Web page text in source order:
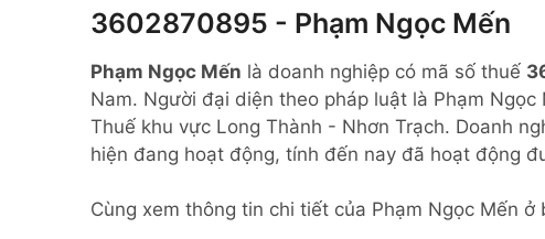
Thành phố Đà Nẵng
Thành phố Hải Phòng
Thanh Hóa
Bắc Ninh
Nghệ An
thành viên ngoài NN
thành viên trở lên ngoài
Công ty trách nhiệm hữu
ngoài NN
công
người
đại
diện
hoặc
số
3602870895 - Phạm Ngọc Mến
Phạm Ngọc Mến là doanh nghiệp có mã số thuế
Nam. Người đại diện theo pháp luật là Phạm
Thuế khu vực Long Thành - Nhơn Trạch. Doanh
hiện đang hoạt động, tính đến nay đã hoạt động
Cùng xem thông tin chi tiết của Phạm Ngọc Mến ở